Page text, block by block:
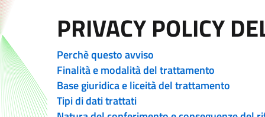
PRIVACY POLICY
Perchè questo avviso
Finalità e modalità del trattamento
Base giuridica e liceità del trattamento
Tipi di dati trattati